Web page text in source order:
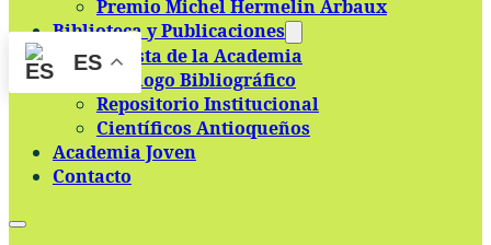
Skip to main contentSkip to footer
ES
Premio Michel Hermelin Arbaux
Biblioteca y Publicaciones
Revista de la Academia
Catálogo Bibliográfico
Repositorio Institucional
Científicos Antioqueños
Academia Joven
Contacto